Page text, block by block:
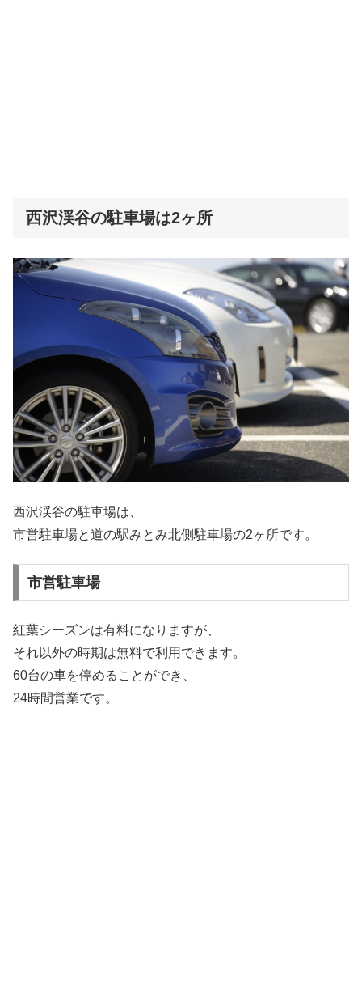
西沢渓谷の駐車場は2ヶ所
西沢渓谷の駐車場は、
市営駐車場と道の駅みとみ北側駐車場の2ヶ所です。
市営駐車場
紅葉シーズンは有料になりますが、
それ以外の時期は無料で利用できます。
60台の車を停めることができ、
24時間営業です。